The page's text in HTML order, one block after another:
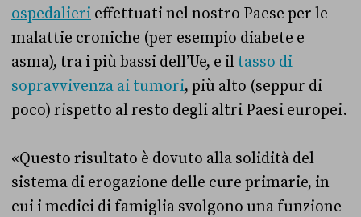
ospedalieri effettuati nel nostro Paese per le
malattie croniche (per esempio diabete e
asma), tra i più bassi dell’Ue, e il tasso di
sopravvivenza ai tumori, più alto (seppur di
poco) rispetto al resto degli altri Paesi europei.
«Questo risultato è dovuto alla solidità del
sistema di erogazione delle cure primarie, in
cui i medici di famiglia svolgono una funzione